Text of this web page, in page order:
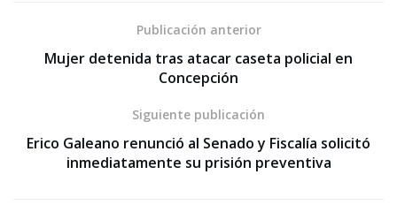
Publicación anterior
Mujer detenida tras atacar caseta policial en
Concepción
Siguiente publicación
Erico Galeano renunció al Senado y Fiscalía solicitó
inmediatamente su prisión preventiva